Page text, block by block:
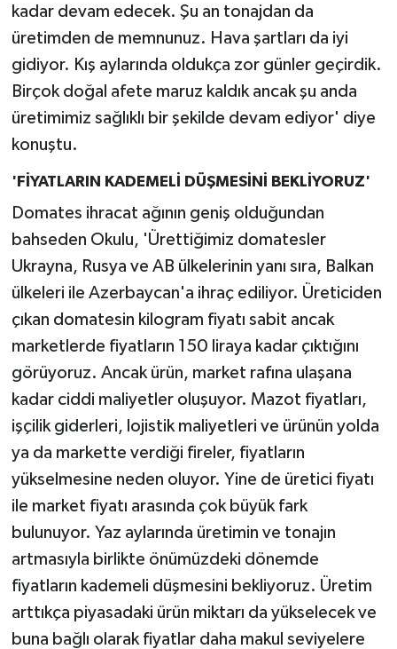
kadar devam edecek. Şu an tonajdan da
üretimden de memnunuz. Hava şartları da iyi
gidiyor. Kış aylarında oldukça zor günler geçirdik.
Birçok doğal afete maruz kaldık ancak şu anda
üretimimiz sağlıklı bir şekilde devam ediyor' diye
konuştu.
'FİYATLARIN KADEMELİ DÜŞMESİNİ BEKLİYORUZ'
Domates ihracat ağının geniş olduğundan
bahseden Okulu, 'Ürettiğimiz domatesler
Ukrayna, Rusya ve AB ülkelerinin yanı sıra, Balkan
ülkeleri ile Azerbaycan'a ihraç ediliyor. Üreticiden
çıkan domatesin kilogram fiyatı sabit ancak
marketlerde fiyatların 150 liraya kadar çıktığını
görüyoruz. Ancak ürün, market rafına ulaşana
kadar ciddi maliyetler oluşuyor. Mazot fiyatları,
işçilik giderleri, lojistik maliyetleri ve ürünün yolda
ya da markette verdiği fireler, fiyatların
yükselmesine neden oluyor. Yine de üretici fiyatı
ile market fiyatı arasında çok büyük fark
bulunuyor. Yaz aylarında üretimin ve tonajın
artmasıyla birlikte önümüzdeki dönemde
fiyatların kademeli düşmesini bekliyoruz. Üretim
arttıkça piyasadaki ürün miktarı da yükselecek ve
buna bağlı olarak fiyatlar daha makul seviyelere